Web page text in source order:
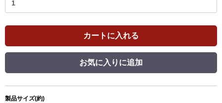
カートに入れる
お気に入りに追加
製品サイズ(約)